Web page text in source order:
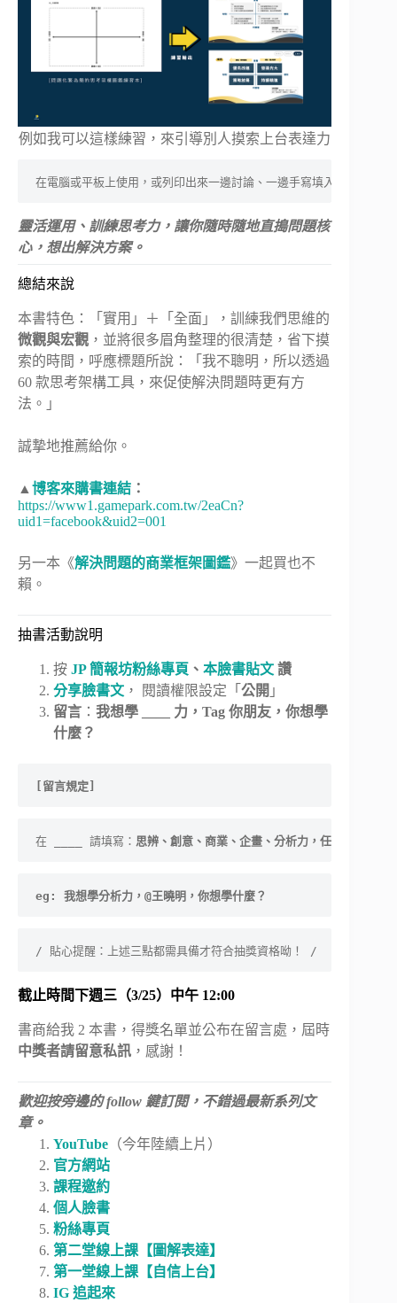
例如我可以這樣練習，來引導別人摸索上台表達力
在電腦或平板上使用，或列印出來一邊討論、一邊手寫填入
靈活運用、訓練思考力，讓你隨時隨地直搗問題核
心，想出解決方案。
總結來說
本書特色：「實用」＋「全面」，訓練我們思維的
微觀與宏觀 ，並將很多眉角整理的很清楚，省下摸
索的時間，呼應標題所說：「我不聰明，所以透過
60 款思考架構工具，來促使解決問題時更有方
法。」
誠摯地推薦給你。
▲ 博客來購書連結 ：
https://www1.gamepark.com.tw/2eaCn?
uid1=facebook&uid2=001
另一本《解決問題的商業框架圖鑑》一起買也不
賴。
抽書活動說明
按 JP 簡報坊粉絲專頁 、 本臉書貼文 讚
分享臉書文 ， 閱讀權限設定「 公開 」
留言 ： 我想學 ____ 力，Tag 你朋友，你想學
什麼？
[留言規定]
在 ____ 請填寫： 思辨、創意、商業、企畫、分析力，任選一種，當
eg: 我想學分析力，@王曉明，你想學什麼？
/ 貼心提醒：上述三點都需具備才符合抽獎資格呦！ /
截止時間下週三（3/25）中午 12:00
書商給我 2 本書，得獎名單並公布在留言處，屆時
中獎者請留意私訊 ，感謝！
歡迎按旁邊的 follow 鍵訂閱，不錯過最新系列文
章。
YouTube （今年陸續上片）
官方網站
課程邀約
個人臉書
粉絲專頁
第二堂線上課【圖解表達】
第一堂線上課【自信上台】
IG 追起來